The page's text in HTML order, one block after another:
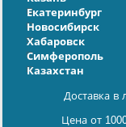
Екатеринбург
Новосибирск
Хабаровск
Симферополь
Казахстан
Доставка в
Цена от